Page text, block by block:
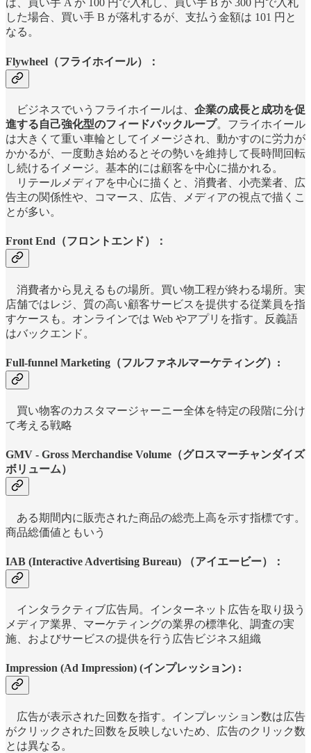
ば、買い手 A が 100 円で入札し、買い手 B が 300 円で入札
した場合、買い手 B が落札するが、支払う金額は 101 円と
なる。
Flywheel（フライホイール）：
ビジネスでいうフライホイールは、 企業の成長と成功を促
進する自己強化型のフィードバックループ。フライホイール
は大きくて重い車輪としてイメージされ、動かすのに労力が
かかるが、一度動き始めるとその勢いを維持して長時間回転
し続けるイメージ。基本的には顧客を中心に描かれる。
リテールメディアを中心に描くと、消費者、小売業者、広
告主の関係性や、コマース、広告、メディアの視点で描くこ
とが多い。
Front End（フロントエンド）：
消費者から見えるもの場所。買い物工程が終わる場所。実
店舗ではレジ、質の高い顧客サービスを提供する従業員を指
すケースも。オンラインでは Web やアプリを指す。反義語
はバックエンド。
Full-funnel Marketing（フルファネルマーケティング）:
買い物客のカスタマージャーニー全体を特定の段階に分け
て考える戦略
GMV - Gross Merchandise Volume（グロスマーチャンダイズ
ボリューム）
ある期間内に販売された商品の総売上高を示す指標です。
商品総価値ともいう
IAB (Interactive Advertising Bureau) （アイエービー）：
インタラクティブ広告局。インターネット広告を取り扱う
メディア業界、マーケティングの業界の標準化、調査の実
施、およびサービスの提供を行う広告ビジネス組織
Impression (Ad Impression) (インプレッション) :
広告が表示された回数を指す。インプレッション数は広告
がクリックされた回数を反映しないため、広告のクリック数
とは異なる。